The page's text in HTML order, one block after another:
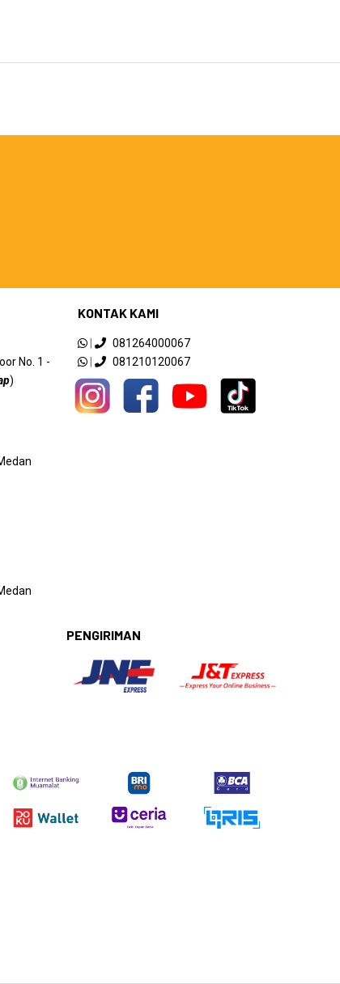
No. 1 -
)
KONTAK KAMI
|
081264000067
|
081210120067
PENGIRIMAN